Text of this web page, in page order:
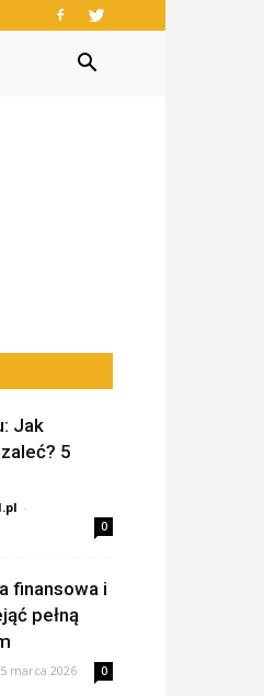
Jak
5
-
0
finansowa i
pełną
marca 2026 0